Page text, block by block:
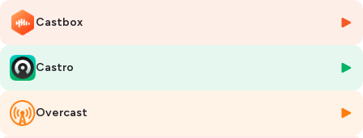
Musique : Beat the Silence — Broke in Summer
Lien : https://youtu.be/GG7Jwnkpj5M
Hébergé par Ausha. Visitez
pour plus d'informations.
Castbox
Castro
Overcast